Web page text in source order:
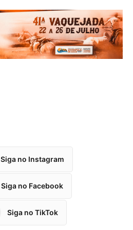
Siga no Instagram
Siga no Facebook
Siga no TikTok